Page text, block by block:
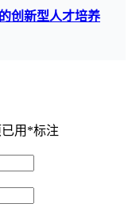
创新型人才培养
用 *标注